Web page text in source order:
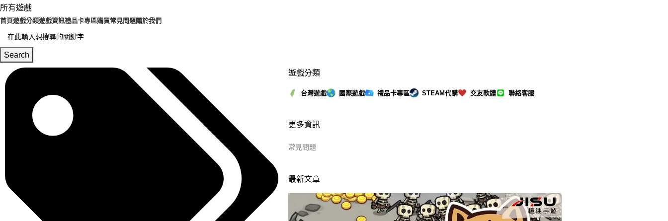
所有遊戲
首頁遊戲分類遊戲資訊禮品卡專區購買常見問題關於我們
Search
遊戲分類
台灣遊戲 國際遊戲 禮品卡專區 STEAM代購 交友軟體 聯絡客服
更多資訊
常見問題
最新文章